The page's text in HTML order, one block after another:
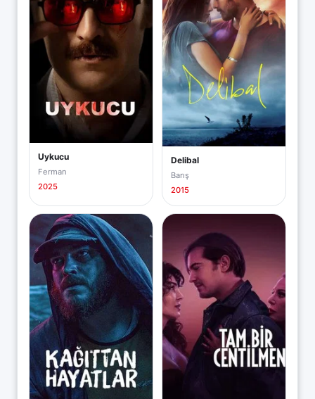
Uykucu
Ferman
2025
Delibal
Barış
2015